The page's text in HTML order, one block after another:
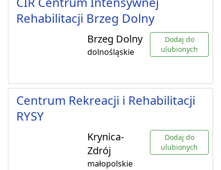
Rehabilitacji Brzeg Dolny
Brzeg Dolny
dolnośląskie
Dodaj do
ulubionych
Centrum Rekreacji i Rehabilitacji
RYSY
Krynica-
Zdrój
małopolskie
Dodaj do
ulubionych